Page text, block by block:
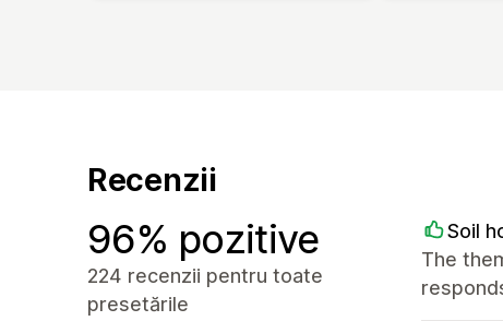
Recenzii
96% pozitive
224 recenzii pentru toate
presetările
Soil
The